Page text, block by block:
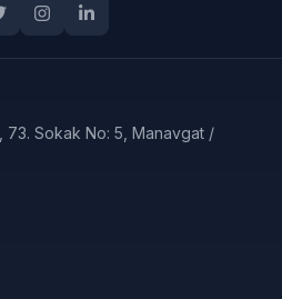
73. Sokak No: 5, Manavgat /